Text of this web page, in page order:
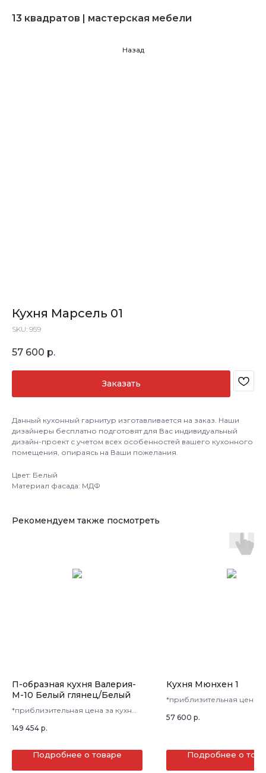
13 квадратов | мастерская мебели
Назад
Кухня Марсель 01
SKU: 959
57 600 р.
Заказать
Данный кухонный гарнитур изготавливается на заказ. Наши
дизайнеры бесплатно подготовят для Вас индивидуальный
дизайн-проект с учетом всех особенностей вашего кухонного
помещения, опираясь на Ваши пожелания.
Цвет: Белый
Материал фасада: МДФ
Рекомендуем также посмотреть
П-образная кухня Валерия-
М-10 Белый глянец/Белый
*приблизительная цена за кухню
149 454 р.
Подробнее о товаре
Кухня Мюнхен 1
*приблизительная цена
57 600 р.
Подробнее о